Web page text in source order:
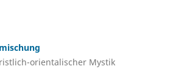
orientalischer Mystik